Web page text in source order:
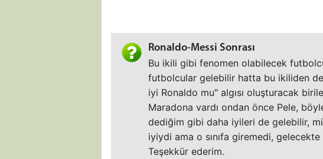
Ronaldo-Messi Sonrası
Bu ikili gibi fenomen olabilecek
futbolcular gelebilir hatta bu ikiliden
iyi Ronaldo mu" algısı oluşturacak
Maradona vardı ondan önce Pele,
dediğim gibi daha iyileri de gelebilir,
iyiydi ama o sınıfa giremedi,
Teşekkür ederim.